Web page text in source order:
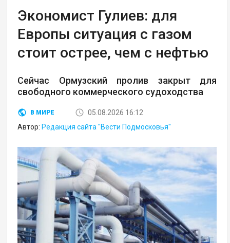
Экономист Гулиев: для
Европы ситуация с газом
стоит острее, чем с нефтью
Сейчас Ормузский пролив закрыт для
свободного коммерческого судоходства
В МИРЕ
05.08.2026 16:12
Автор:Редакция сайта "Вести Подмосковья"